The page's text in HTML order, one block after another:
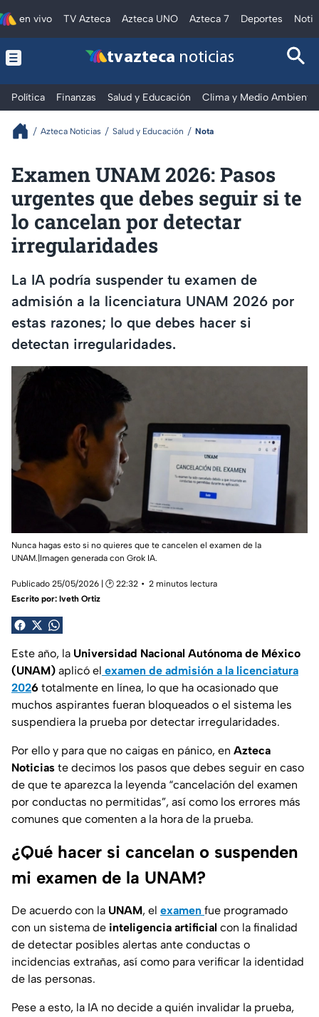
en vivo TV Azteca Azteca UNO Azteca 7 Deportes
tv azteca noticias
Política Finanzas Salud y Educación Clima y Medio Ambiente
Azteca Noticias Salud y Educación Nota
Examen UNAM 2026: Pasos
urgentes que debes seguir si te
lo cancelan por detectar
irregularidades
La IA podría suspender tu examen de
admisión a la licenciatura UNAM 2026 por
estas razones; lo que debes hacer si
detectan irregularidades.
Nunca hagas esto si no quieres que te cancelen el examen de la
UNAM.|Imagen generada con Grok IA.
Publicado 25/05/2026 | 🕑 22:32
2 minutos lectura
Escrito por: Iveth Ortiz
Este año, la Universidad Nacional Autónoma de México
(UNAM) aplicó el examen de admisión a la licenciatura
2026 totalmente en línea, lo que ha ocasionado que
muchos aspirantes fueran bloqueados o el sistema les
suspendiera la prueba por detectar irregularidades.
Por ello y para que no caigas en pánico, en Azteca
Noticias te decimos los pasos que debes seguir en caso
de que te aparezca la leyenda “cancelación del examen
por conductas no permitidas”, así como los errores más
comunes que comenten a la hora de la prueba.
¿Qué hacer si cancelan o suspenden
mi examen de la UNAM?
De acuerdo con la UNAM, el examen fue programado
con un sistema de inteligencia artificial con la finalidad
de detectar posibles alertas ante conductas o
incidencias extrañas, así como para verificar la identidad
de las personas.
Pese a esto, la IA no decide a quién invalidar la prueba,